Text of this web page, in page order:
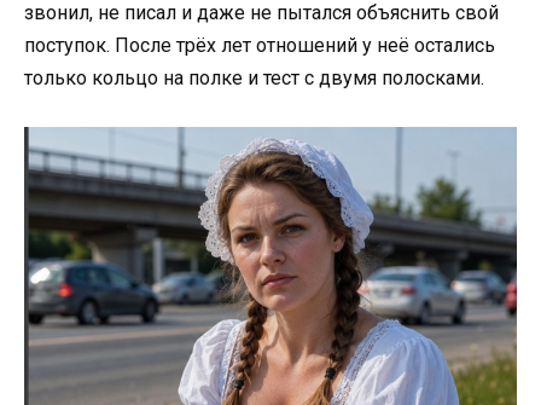
звонил, не писал и даже не пытался объяснить свой
поступок. После трёх лет отношений у неё остались
только кольцо на полке и тест с двумя полосками.